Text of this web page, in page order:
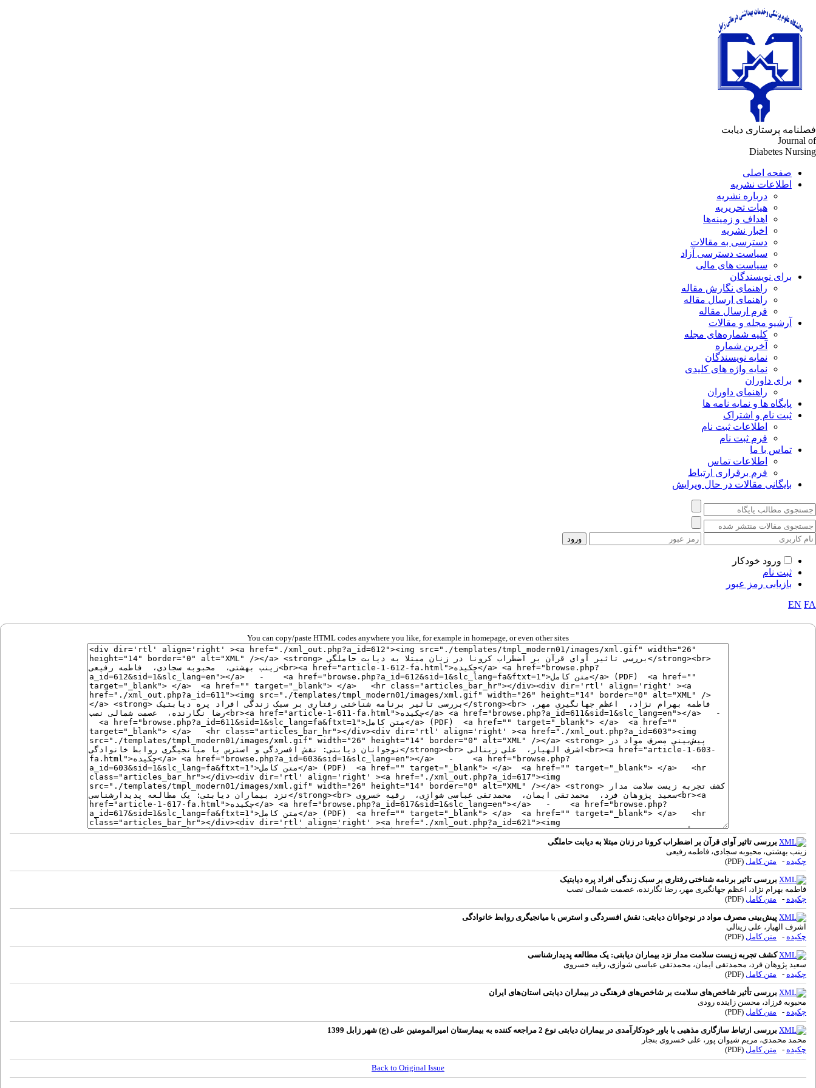
فصلنامه پرستاری دیابت
Journal of
Diabetes Nursing
صفحه اصلی
اطلاعات نشریه
درباره نشریه
هیات تحریریه
اهداف و زمینه‌ها
اخبار نشریه
دسترسی به مقالات
سیاست دسترسی آزاد
سیاست های مالی
برای نویسندگان
راهنمای نگارش مقاله
راهنمای ارسال مقاله
فرم ارسال مقاله
آرشیو مجله و مقالات
کلیه شماره‌های مجله
آخرین شماره
نمایه نویسندگان
نمایه واژه های کلیدی
برای داوران
راهنمای داوران
پایگاه ها و نمایه نامه ها
ثبت نام و اشتراک
اطلاعات ثبت نام
فرم ثبت نام
تماس با ما
اطلاعات تماس
فرم برقراری ارتباط
بایگانی مقالات در حال ویرایش
ورود خودکار
ثبت نام
بازیابی رمز عبور
EN FA
You can copy/paste HTML codes anywhere you like, for example in homepage, or even other sites
بررسی تاثیر آوای قرآن بر اضطراب کرونا در زنان مبتلا به دیابت حاملگی
زینب بهشتی، محبوبه سجادی، فاطمه رفیعی
چکیده - متن کامل (PDF)
بررسی تاثیر برنامه شناختی رفتاری بر سبک زندگی افراد پره دیابتیک
فاطمه بهرام نژاد، اعظم جهانگیری مهر، رضا نگارنده، عصمت شمالی نصب
چکیده - متن کامل (PDF)
پیش‌بینی مصرف مواد در نوجوانان دیابتی: نقش افسردگی و استرس با میانجیگری‌ روابط خانوادگی
اشرف الهیار، علی زینالی
چکیده - متن کامل (PDF)
کشف تجربه زیست سلامت مدار نزد بیماران دیابتی: یک مطالعه پدیدارشناسی
سعید پژوهان فرد، محمدتقی ایمان، محمدتقی عباسی شوازی، رقیه خسروی
چکیده - متن کامل (PDF)
بررسی تأثیر شاخص‌های سلامت بر شاخص‌های فرهنگی در بیماران دیابتی استان‌های ایران
محبوبه فرزاد، محسن زاینده رودی
چکیده - متن کامل (PDF)
بررسی ارتباط سازگاری مذهبی با باور خودکارآمدی در بیماران دیابتی نوع 2 مراجعه کننده به بیمارستان امیرالمومنین علی (ع) شهر زابل 1399
محمد محمدی، مریم شیوان پور، علی خسروی بنجار
چکیده - متن کامل (PDF)
Back to Original Issue